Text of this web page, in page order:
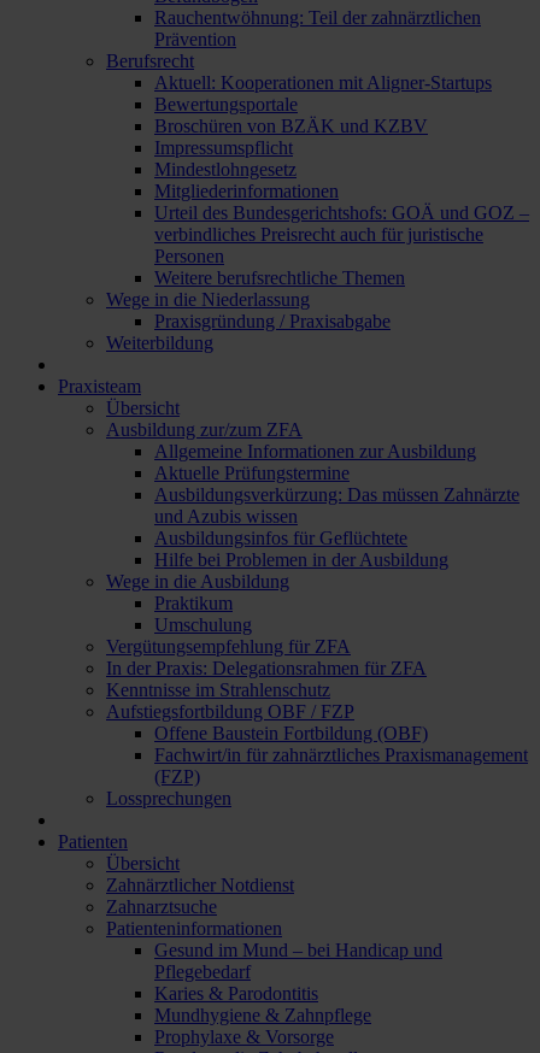
Rauchentwöhnung: Teil der zahnärztlichen
Prävention
Berufsrecht
Aktuell: Kooperationen mit Aligner-Startups
Bewertungsportale
Broschüren von BZÄK und KZBV
Impressumspflicht
Mindestlohngesetz
Mitgliederinformationen
Urteil des Bundesgerichtshofs: GOÄ und GOZ –
verbindliches Preisrecht auch für juristische
Personen
Weitere berufsrechtliche Themen
Wege in die Niederlassung
Praxisgründung / Praxisabgabe
Weiterbildung
Praxisteam
Übersicht
Ausbildung zur/zum ZFA
Allgemeine Informationen zur Ausbildung
Aktuelle Prüfungstermine
Ausbildungsverkürzung: Das müssen Zahnärzte
und Azubis wissen
Ausbildungsinfos für Geflüchtete
Hilfe bei Problemen in der Ausbildung
Wege in die Ausbildung
Praktikum
Umschulung
Vergütungsempfehlung für ZFA
In der Praxis: Delegationsrahmen für ZFA
Kenntnisse im Strahlenschutz
Aufstiegsfortbildung OBF / FZP
Offene Baustein Fortbildung (OBF)
Fachwirt/in für zahnärztliches Praxismanagement
(FZP)
Lossprechungen
Patienten
Übersicht
Zahnärztlicher Notdienst
Zahnarztsuche
Patienteninformationen
Gesund im Mund – bei Handicap und
Pflegebedarf
Karies & Parodontitis
Mundhygiene & Zahnpflege
Prophylaxe & Vorsorge